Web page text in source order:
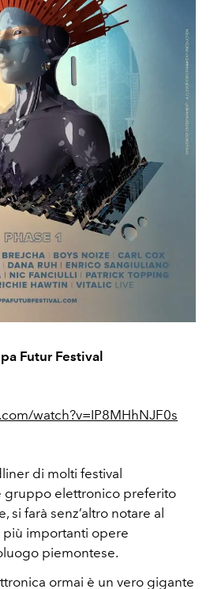
Futur Festival
watch?v=IP8MHhNJF0s
di molti festival
gruppo elettronico preferito
si farà senz’altro notare al
più importanti opere
piemontese.
ormai è un vero gigante